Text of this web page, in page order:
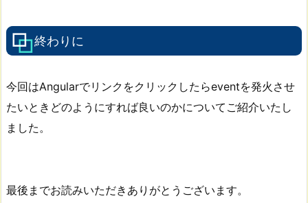
終わりに
今回はAngularでリンクをクリックしたらeventを発火させ
たいときどのようにすれば良いのかについてご紹介いたし
ました。
最後までお読みいただきありがとうございます。